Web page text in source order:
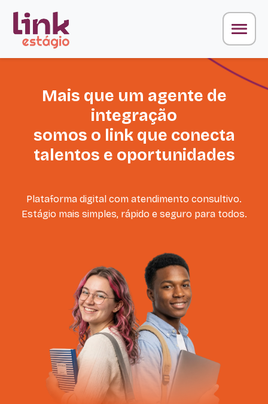
Mais que um agente de
integração
somos o link que conecta
talentos e oportunidades
Plataforma digital com atendimento consultivo.
Estágio mais simples, rápido e seguro para todos.